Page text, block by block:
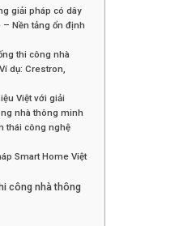
giải pháp có dây
Nền tảng ổn định
thi công nhà
dụ: Crestron,
Việt với giải
nhà thông minh
thái công nghệ
Smart Home Việt
công nhà thông